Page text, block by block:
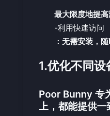
最大限度地提
-利用快速访问
：无需安装，
1.优化不同设
Poor Bunny 专
上，都能提供一